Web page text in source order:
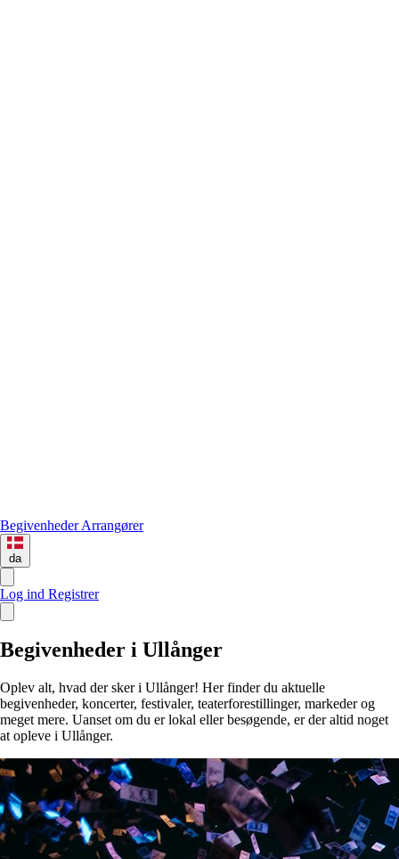
BegivenhederArrangører
da
Log ind Registrer
Begivenheder i Ullånger
Oplev alt, hvad der sker i Ullånger! Her finder du aktuelle
begivenheder, koncerter, festivaler, teaterforestillinger, markeder og
meget mere. Uanset om du er lokal eller besøgende, er der altid noget
at opleve i Ullånger.